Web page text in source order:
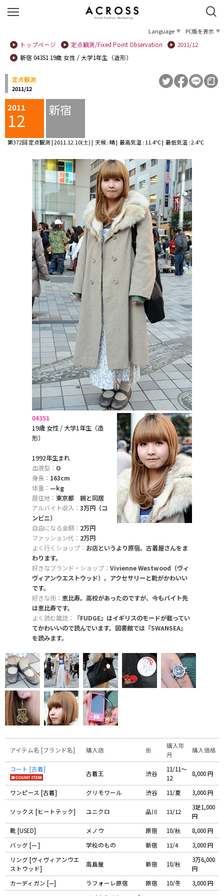
Language
PC版を表示
トップページ
定点観測/Fixed Point Observation
2011/12
新宿 04351 19歳 女性 / 大学1年生（造形）
定点観測
2011/12
2011
12 新宿
第372回 定点観測 | 2011.12.10(土) | 天候 : 晴 | 最高気温 : 11.4℃ | 最低気温 : 2.4℃
04351
19歳 女性 / 大学1年生（造
形）
1992年生まれ
血液型： O
身長： 163cm
体重： —kg
居住地： 東京都 親と同居
アルバイト収入： 3万円（コ
ンビニ）
自由になる金額： 2万円
ファッション代： 2万円
よく行くショップ： お店というより原宿。古着屋さんをま
わります。
好きなブランド・ショップ： Vivienne Westwood（ヴィ
ヴィアンウエストウッド）。アクセサリーと靴がかわいい
です。
好きな街： 恵比寿。高校があったのですが、今もバイト先
は恵比寿です。
よく読む雑誌：
『FUDGE』はイギリスのモードが載ってい
てかわいいので読んでいます。図書館では『SWANSEA』
を読みます。
アイテム名 [ブランド名] 購入店 街
購入年
月
購入価格
コート [古着]
古着王 渋谷
11/11〜
12
8,000 円
ワンピース [古着] グリモワール 渋谷 11/夏 3,000 円
ソックス [ヒートテック] ユニクロ 品川 11/12
3足1,000
円
靴 [USED]
メノウ 原宿 10/秋
8,000 円
バッグ [— ]
学校のもの 新宿 11/4
3,000 円
リング [ヴィヴィアンウエ
ストウッド]
高島屋 新宿 10/秋
3万6,000
円
カーディガン [—]
ラフォーレ原宿 原宿 10/冬
3,000 円